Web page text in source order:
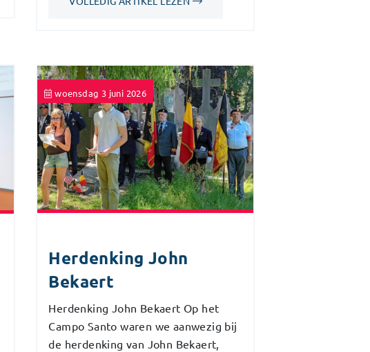
woensdag 3 juni 2026
Herdenking John
Bekaert
Herdenking John Bekaert Op het
Campo Santo waren we aanwezig bij
de herdenking van John Bekaert,